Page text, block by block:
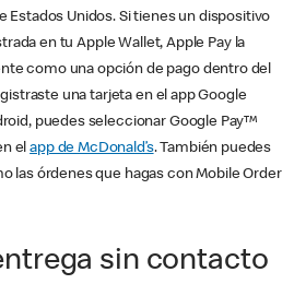
Estados Unidos. Si tienes un dispositivo
en tu Apple Wallet, Apple Pay la
como una opción de pago dentro del
una tarjeta en el app Google
puedes seleccionar Google Pay™
elapp de McDonald’s. También puedes
las órdenes que hagas con Mobile Order
sin contacto